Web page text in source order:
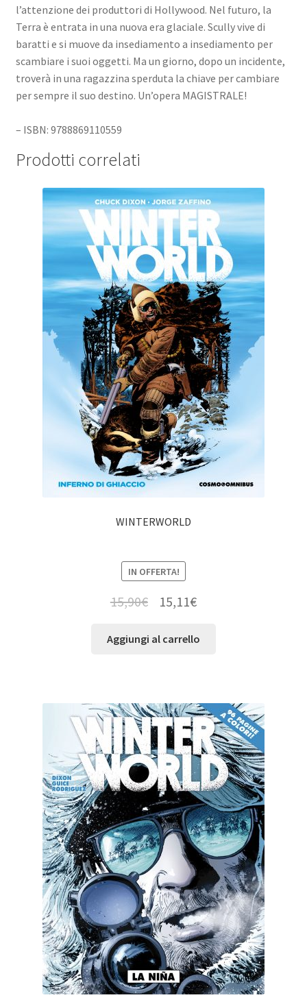
l’attenzione dei produttori di Hollywood. Nel futuro, la
Terra è entrata in una nuova era glaciale. Scully vive di
baratti e si muove da insediamento a insediamento per
scambiare i suoi oggetti. Ma un giorno, dopo un incidente,
troverà in una ragazzina sperduta la chiave per cambiare
per sempre il suo destino. Un’opera MAGISTRALE!
– ISBN: 9788869110559
Prodotti correlati
WINTERWORLD
IN OFFERTA!
15,90€ 15,11€
Aggiungi al carrello